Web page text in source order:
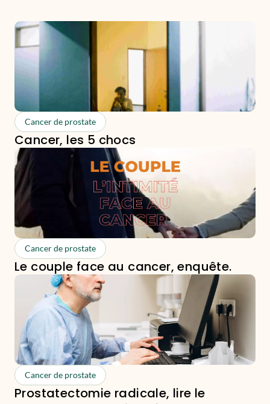
Cancer de prostate
Cancer, les 5 chocs
Cancer de prostate
Le couple face au cancer, enquête.
Cancer de prostate
Prostatectomie radicale, lire le